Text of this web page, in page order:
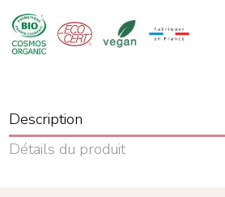
Description
Détails du produit